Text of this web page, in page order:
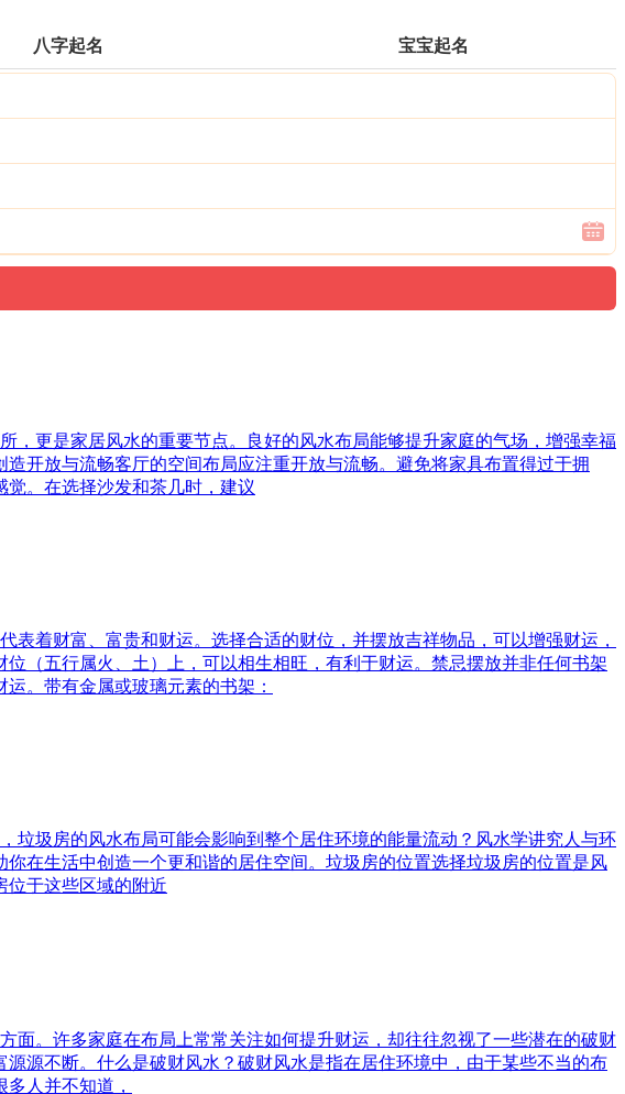
八字起名 宝宝起名
，更是家居风水的重要节点。良好的风水布局能够提升家庭的气场，增强幸福
开放与流畅客厅的空间布局应注重开放与流畅。避免将家具布置得过于拥
。在选择沙发和茶几时，建议
着财富、富贵和财运。选择合适的财位，并摆放吉祥物品，可以增强财运，
（五行属火、土）上，可以相生相旺，有利于财运。禁忌摆放并非任何书架
。带有金属或玻璃元素的书架：
垃圾房的风水布局可能会影响到整个居住环境的能量流动？风水学讲究人与环
在生活中创造一个更和谐的居住空间。垃圾房的位置选择垃圾房的位置是风
位于这些区域的附近
面。许多家庭在布局上常常关注如何提升财运，却往往忽视了一些潜在的破财
源不断。什么是破财风水？破财风水是指在居住环境中，由于某些不当的布
人并不知道，